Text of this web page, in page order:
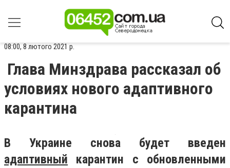
08:00, 8 лютого 2021 р.
Глава Минздрава рассказал об
условиях нового адаптивного
карантина
В Украине снова будет введен
адаптивный карантин с обновленными